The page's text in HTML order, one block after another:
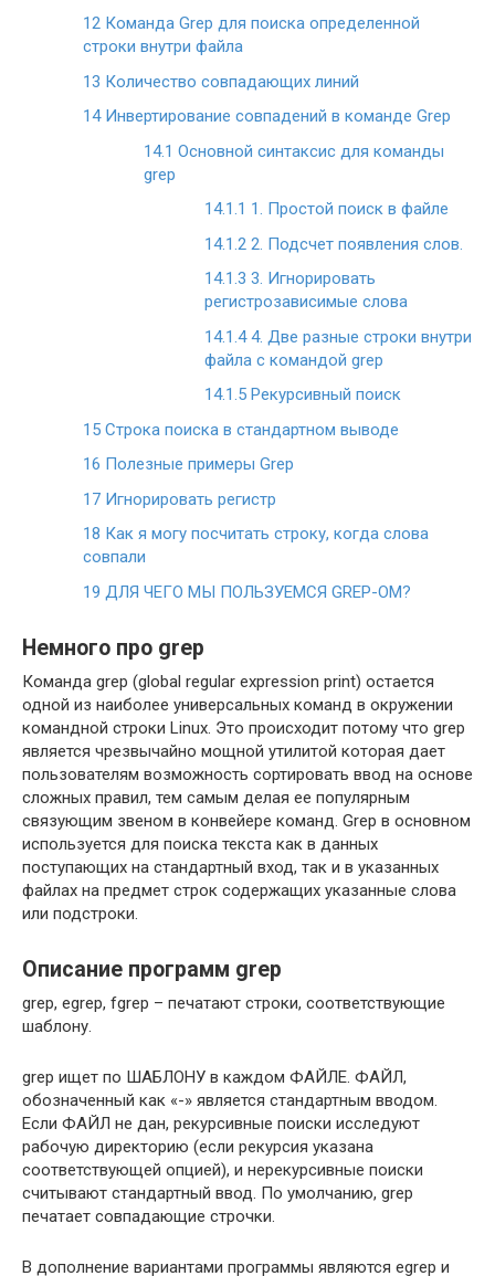
12 Команда Grep для поиска определенной
строки внутри файла
13 Количество совпадающих линий
14Инвертирование совпадений в команде Grep
14.1 Основной синтаксис для команды
grep
14.1.1 1. Простой поиск в файле
14.1.2 2. Подсчет появления слов.
14.1.3 3. Игнорировать
регистрозависимые слова
14.1.44. Две разные строки внутри
файла с командой grep
14.1.5 Рекурсивный поиск
15 Строка поиска в стандартном выводе
16 Полезные примеры Grep
17 Игнорировать регистр
18 Как я могу посчитать строку, когда слова
совпали
19 ДЛЯ ЧЕГО МЫ ПОЛЬЗУЕМСЯ GREP-ОМ?
Немного про grep
Команда grep (global regular expression print) остается
одной из наиболее универсальных команд в окружении
командной строки Linux. Это происходит потому что grep
является чрезвычайно мощной утилитой которая дает
пользователям возможность сортировать ввод на основе
сложных правил, тем самым делая ее популярным
связующим звеном в конвейере команд. Grep в основном
используется для поиска текста как в данных
поступающих на стандартный вход, так и в указанных
файлах на предмет строк содержащих указанные слова
или подстроки.
Описание программ grep
grep, egrep, fgrep – печатают строки, соответствующие
шаблону.
grep ищет по ШАБЛОНУ в каждом ФАЙЛЕ. ФАЙЛ,
обозначенный как «-» является стандартным вводом.
Если ФАЙЛ не дан, рекурсивные поиски исследуют
рабочую директорию (если рекурсия указана
соответствующей опцией), и нерекурсивные поиски
считывают стандартный ввод. По умолчанию, grep
печатает совпадающие строчки.
В дополнение вариантами программы являются egrep и